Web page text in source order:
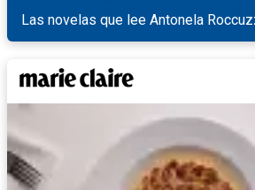
Las novelas que lee Antonela